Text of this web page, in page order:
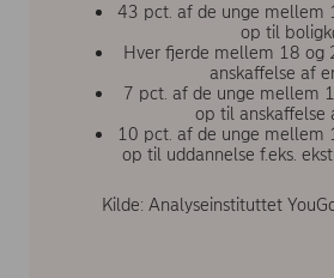
43 pct. af de unge mellem
op til
Hver fjerde mellem 18 og
anskaffelse af
7 pct. af de unge mellem
op til anskaffelse
10 pct. af de unge mellem
op til uddannelse f.eks.
Kilde: Analyseinstituttet